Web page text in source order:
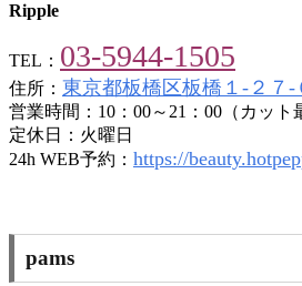
Ripple
TEL： 03-5944-1505
住所： 東京都板橋区板橋１‐２
営業時間：10：00～21：00（カット
定休日：火曜日
24h WEB予約： https://
pams